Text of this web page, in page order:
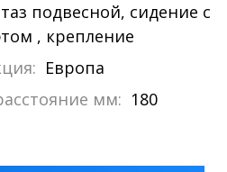
подвесной, сидение с
, крепление
Европа
мм: 180